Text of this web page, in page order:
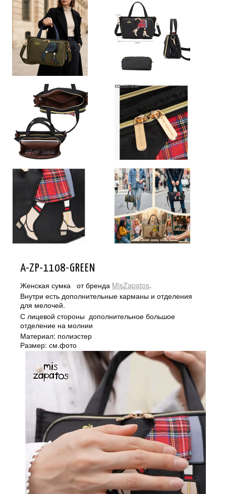
A-ZP-1108-GREEN
Женская сумка от бренда MisZapatos.
Внутри есть дополнительные карманы и отделения
для мелочей.
С лицевой стороны дополнительное большое
отделение на молнии
Материал: полиэстер
Размер: см.фото